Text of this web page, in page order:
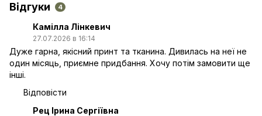
Відгуки 4
Камілла Лінкевич
27.07.2026 в 16:14
Дуже гарна, якісний принт та тканина. Дивилась на неї не
один місяць, приємне придбання. Хочу потім замовити ще
інші.
Відповісти
Рец Ірина Сергіївна